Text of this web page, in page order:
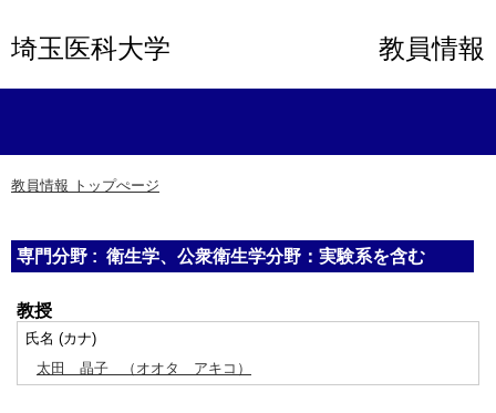
埼玉医科大学 教員情報
教員情報 トップぺージ
専門分野 : 衛生学、公衆衛生学分野：実験系を含む
教授
氏名 (カナ)
太田 晶子
（オオタ アキコ）